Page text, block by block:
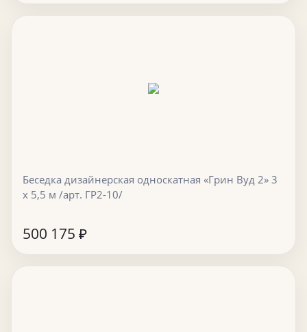
Беседка дизайнерская односкатная «Грин Вуд 2» 3
х 5,5 м /арт. ГР2-10/
500 175 ₽